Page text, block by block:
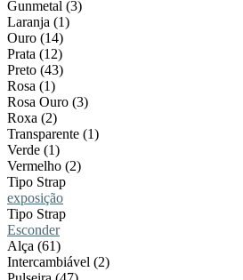
Gunmetal (3)
Laranja (1)
Ouro (14)
Prata (12)
Preto (43)
Rosa (1)
Rosa Ouro (3)
Roxa (2)
Transparente (1)
Verde (1)
Vermelho (2)
Tipo Strap
exposição
Tipo Strap
Esconder
Alça (61)
Intercambiável (2)